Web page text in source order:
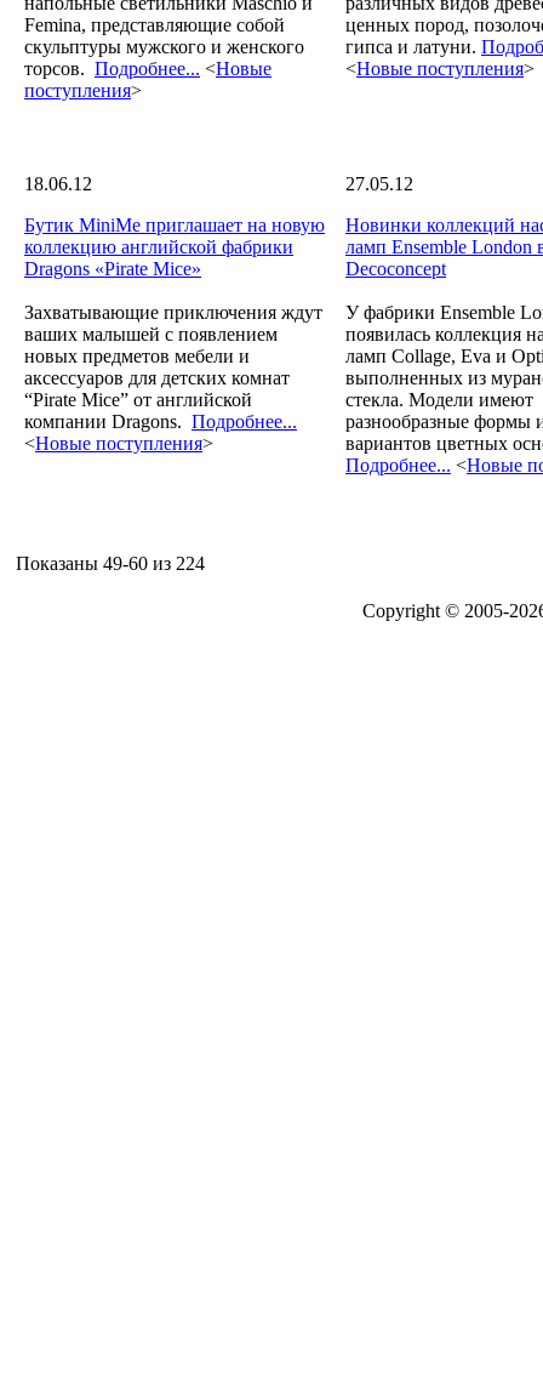
Femina, представляющие собой
скульптуры мужского и женского
торсов. Подробнее... <Новые
поступления>
ценных пород,
гипса и латуни.
<Новые поступления>
18.06.12
Бутик MiniMe приглашает на новую
коллекцию английской фабрики
Dragons «Pirate Mice»
Захватывающие приключения ждут
ваших малышей с появлением
новых предметов мебели и
аксессуаров для детских комнат
“Pirate Mice” от английской
компании Dragons. Подробнее...
<Новые поступления>
27.05.12
Новинки коллекций
ламп Ensemble London
Decoconcept
У фабрики Ensemble
появилась коллекция
ламп Collage, Eva и
выполненных из
стекла. Модели имеют
разнообразные формы
вариантов цветных
Подробнее... <Новые
Показаны 49-60 из 224
Copyright © 2005-